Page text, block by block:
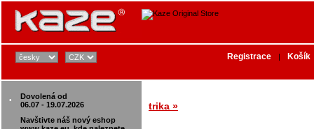
•
Dovolená od
06.07 - 19.07.2026
Navštivte náš nový eshop
Registrace | Košík
trika »